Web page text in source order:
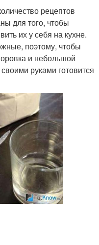
рецептов
для того, чтобы
их у себя на кухне.
поэтому, чтобы
и небольшой
руками готовится